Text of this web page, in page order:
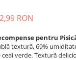
RON
pentru
textură, 69%
ceai verde. Textură